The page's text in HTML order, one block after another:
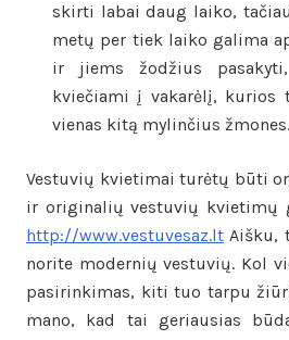
skirti labai daug laiko,
metų per tiek laiko galima
ir jiems žodžius
kviečiami į vakarėlį, kurios
vienas kitą mylinčius žmones.
Vestuvių kvietimai turėtų būti
ir originalių vestuvių kvietimų
http://www.vestuvesaz.lt Aišku,
norite modernių vestuvių. Kol
pasirinkimas, kiti tuo tarpu
mano, kad tai geriausias